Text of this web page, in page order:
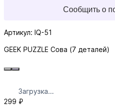
Сообщить о
Артикул: IQ-51
GEEK PUZZLE Сова (7 деталей)
Загрузка...
299 ₽